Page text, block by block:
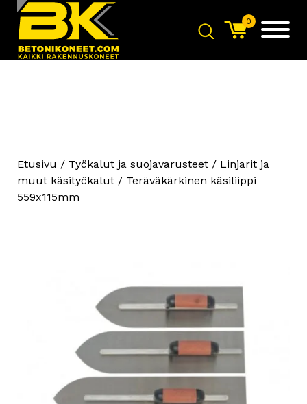
0
Etusivu / Työkalut ja suojavarusteet / Linjarit ja
muut käsityökalut / Teräväkärkinen käsiliippi
559x115mm
Strong S2 Imuri